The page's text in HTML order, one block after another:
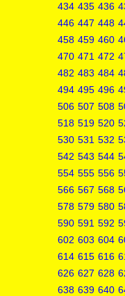
434 435 436
446 447 448
458 459 460
470 471 472
482 483 484
494 495 496
506 507 508
518 519 520
530 531 532
542 543 544
554 555 556
566 567 568
578 579 580
590 591 592
602 603 604
614 615 616
626 627 628
638 639 640